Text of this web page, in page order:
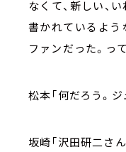
なくて、新しい、
書かれているよう
ファンだった。っ
松本「何だろう。
坂崎「沢田研二さ